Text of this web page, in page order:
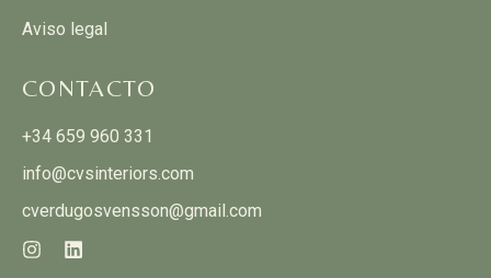
Aviso legal
CONTACTO
+34 659 960 331
info@cvsinteriors.com
cverdugosvensson@gmail.com